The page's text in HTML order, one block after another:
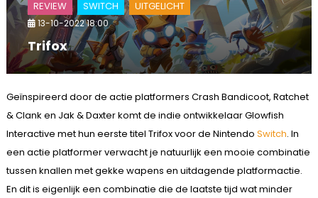
REVIEW SWITCH UITGELICHT
13-10-2022 18:00
Trifox
Geïnspireerd door de actie platformers Crash Bandicoot, Ratchet
& Clank en Jak & Daxter komt de indie ontwikkelaar Glowfish
Interactive met hun eerste titel Trifox voor de Nintendo Switch. In
een actie platformer verwacht je natuurlijk een mooie combinatie
tussen knallen met gekke wapens en uitdagende platformactie.
En dit is eigenlijk een combinatie die de laatste tijd wat minder